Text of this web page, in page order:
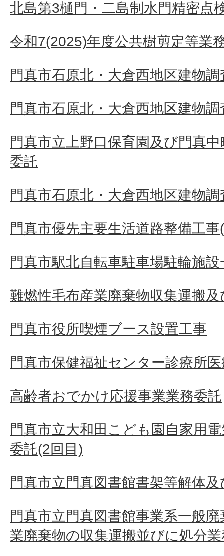
北島第3樋門・二島制水門精密点
令和7(2025)年度公共樹剪定等業
門真市石原北・大倉西地区建物
門真市石原北・大倉西地区建物
門真市立上野口保育園及び門真
委託
門真市石原北・大倉西地区建物
門真市優先主要生活道路整備工
門真市駅北自転車駐車場駐輪施
難燃性毛布産業廃棄物収集運搬
門真市役所喫煙ブース設置工事
門真市保健福祉センター診療所
高齢者おでかけ応援事業業務委託
門真市立大和田こども園自家用
委託(2回目)
門真市立門真図書館書架等解体
門真市立門真図書館事業系一般
業廃棄物の収集運搬並びに処分